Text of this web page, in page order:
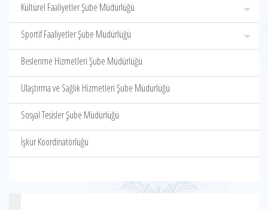
Kültürel Faaliyetler Şube Müdürlüğü
Sportif Faaliyetler Şube Müdürlüğü
Beslenme Hizmetleri Şube Müdürlüğü
Ulaştırma ve Sağlık Hizmetleri Şube Müdürlüğü
Sosyal Tesisler Şube Müdürlüğü
İşkur Koordinatörlüğü